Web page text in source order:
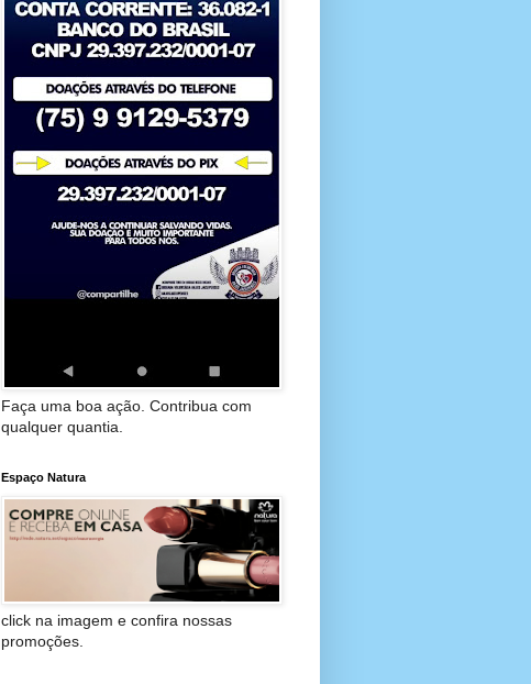
Faça uma boa ação. Contribua com
qualquer quantia.
Espaço Natura
click na imagem e confira nossas
promoções.